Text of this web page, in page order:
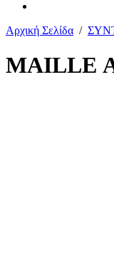
Αρχική Σελίδα /
MAILLE